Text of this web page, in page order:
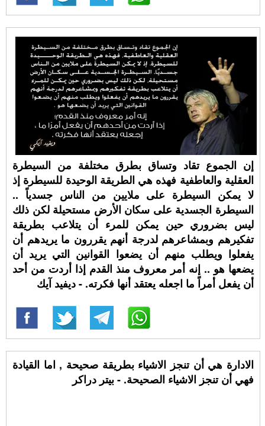
إن الجموع تقاد وتساق بطرق مختلفة من السيطرة
العقلية والعاطفية فهذه هي الطريقة الوحيدة للسيطرة إذ
لا يمكن السيطرة على ملايين من الناس جسدياً ..
السيطرة الجسدية على سكان الأرض مستحيلة لكن ذلك
ليس بضروري حين يمكن للمرء أن يتلاعب بطريقة
تفكيرهم وبمشاعرهم لدرجة أنهم يقررون ما يريدهم أن
يفعلوا ويطلب منهم أن يضعوا القوانين التي يريد أن
يضعها هو .. إنه أمر معروف منذ القدم إذا أردت من أحد
أن يفعل أمراً ما اجعله يعتقد أنها فكرته. - ديفيد آيك
الادارة هي أن تنجز الاشياء بطريقة صحيحة , اما القيادة
فهي أن تنجز الاشياء الصحيحة. - بيتر دراكر